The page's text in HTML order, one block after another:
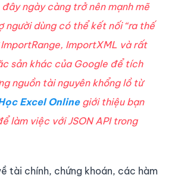
ngày càng trở nên mạnh mẽ
người dùng có thể kết nối “ra thế
ImportRange, ImportXML và rất
sản khác của Google để tích
nguồn tài nguyên khổng lồ từ
Excel Onlinegiới thiệu bạn
làm việc với JSON API trong
tài chính, chứng khoán, các hàm